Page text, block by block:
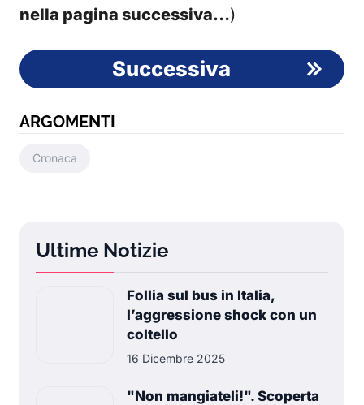
nella pagina successiva…)
Successiva
ARGOMENTI
Cronaca
Ultime Notizie
Follia sul bus in Italia,
l’aggressione shock con un
coltello
16 Dicembre 2025
"Non mangiateli!". Scoperta